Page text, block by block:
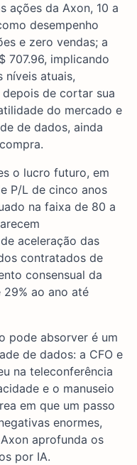
ações da Axon, 10 a
desempenho
e zero vendas; a
707.96, implicando
níveis atuais,
de cortar sua
do mercado e
de dados, ainda
o lucro futuro, em
P/L de cinco anos
na faixa de 80 a
aceleração das
contratados de
consensual da
ao ano até
pode absorver é um
de dados: a CFO e
na teleconferência
e o manuseio
em que um passo
enormes,
aprofunda os
por IA.